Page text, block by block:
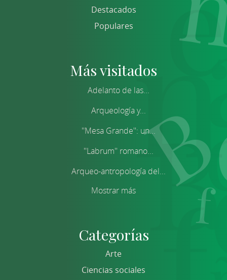
Destacados
Populares
Más visitados
Adelanto de las...
Arqueología y...
''Mesa Grande'': un...
''Labrum'' romano...
Arqueo-antropología del...
Mostrar más
Categorías
Arte
Ciencias sociales